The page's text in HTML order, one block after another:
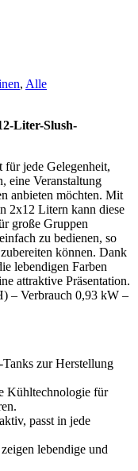
, Alle
Liter-Slush-
jede Gelegenheit,
eine Veranstaltung
anbieten möchten. Mit
2x12 Litern kann diese
große Gruppen
zu bedienen, so
können. Dank
lebendigen Farben
attraktive Präsentation.
– Verbrauch 0,93 kW –
zur Herstellung
Kühltechnologie für
passt in jede
zeigen lebendige und